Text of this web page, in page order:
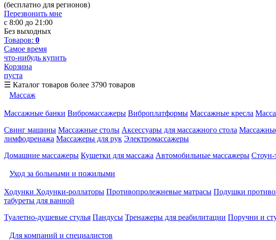
(бесплатно для регионов)
Перезвонить мне
с 8:00 до 21:00
Без выходных
Товаров: 0
Самое время
что-нибудь купить
Корзина
пуста
☰ Каталог товаров более 3790 товаров
Массаж
Массажные банки Вибромассажеры Виброплатформы Массажные кресла
Свинг машины Массажные столы Аксессуары для массажного стола
лимфодренажа Массажеры для рук Электромассажеры
Домашние массажеры Кушетки для массажа Автомобильные массажеры Стоун-
Уход за больными и пожилыми
Ходунки Ходунки-роллаторы Противопролежневые матрасы Подушки
табуреты для ванной
Туалетно-душевые стулья Пандусы Тренажеры для реабилитации Поручни и
Для компаний и специалистов